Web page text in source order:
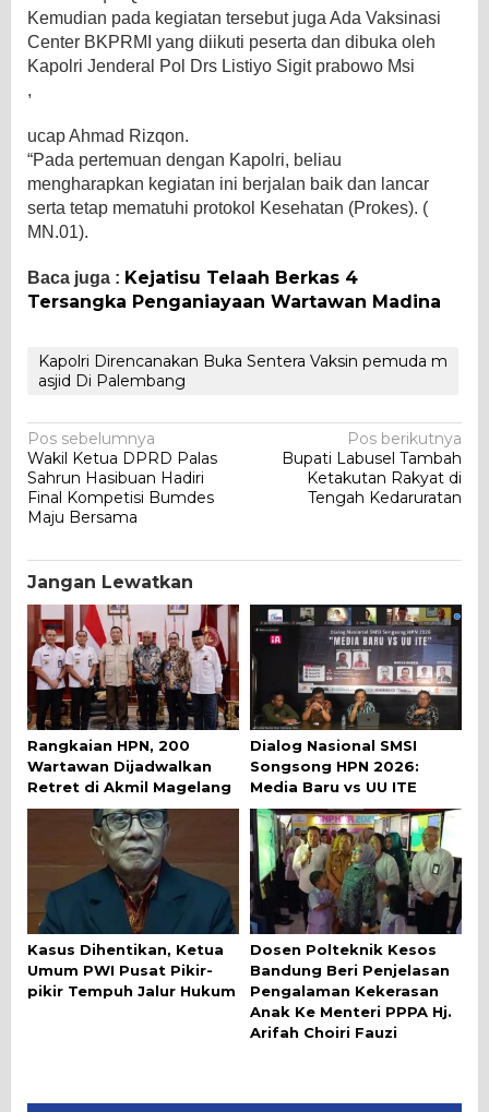
Kemudian pada kegiatan tersebut juga Ada Vaksinasi
Center BKPRMI yang diikuti peserta dan dibuka oleh
Kapolri Jenderal Pol Drs Listiyo Sigit prabowo Msi
,
ucap Ahmad Rizqon.
“Pada pertemuan dengan Kapolri, beliau
mengharapkan kegiatan ini berjalan baik dan lancar
serta tetap mematuhi protokol Kesehatan (Prokes). (
MN.01).
Baca juga : Kejatisu Telaah Berkas 4
Tersangka Penganiayaan Wartawan Madina
Kapolri Direncanakan Buka Sentera Vaksin pemuda m
asjid Di Palembang
Navigasi
pos
Pos sebelumnya
Wakil Ketua DPRD Palas
Sahrun Hasibuan Hadiri
Final Kompetisi Bumdes
Maju Bersama
Pos berikutnya
Bupati Labusel Tambah
Ketakutan Rakyat di
Tengah Kedaruratan
Jangan Lewatkan
Rangkaian HPN, 200
Wartawan Dijadwalkan
Retret di Akmil Magelang
Dialog Nasional SMSI
Songsong HPN 2026:
Media Baru vs UU ITE
Kasus Dihentikan, Ketua
Umum PWI Pusat Pikir-
pikir Tempuh Jalur Hukum
Dosen Polteknik Kesos
Bandung Beri Penjelasan
Pengalaman Kekerasan
Anak Ke Menteri PPPA Hj.
Arifah Choiri Fauzi